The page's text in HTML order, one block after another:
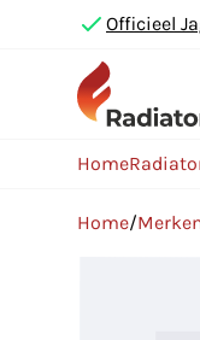
Officieel
Home
Home/